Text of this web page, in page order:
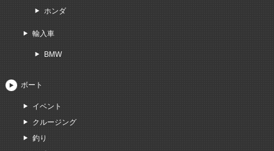
ホンダ
輸入車
BMW
ボート
イベント
クルージング
釣り